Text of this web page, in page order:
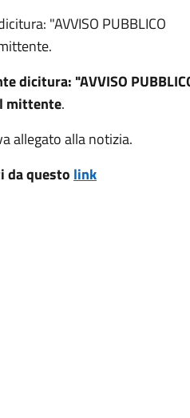
"AVVISO PUBBLICO
dicitura: "AVVISO
mittente.
allegato alla notizia.
da questo link